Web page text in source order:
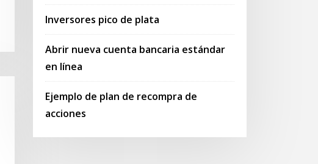
Inversores pico de plata
Abrir nueva cuenta bancaria estándar
en línea
Ejemplo de plan de recompra de
acciones